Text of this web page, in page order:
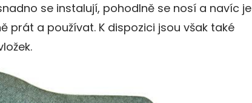
se instalují, pohodlně se nosí a navíc je
prát a používat. K dispozici jsou však také